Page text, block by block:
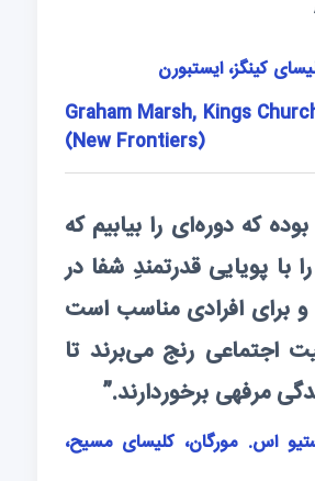
کینگز، ایستبورن
Graham Marsh, Kings
(New Frontiers)
که دوره‌ای را بیابیم که
با پویایی قدرتمندِ شفا در
و برای افرادی مناسب است
اجتماعی رنج می‌برند تا
مرفهی برخوردارند.”
اس. مورگان، کلیسای مسیح،